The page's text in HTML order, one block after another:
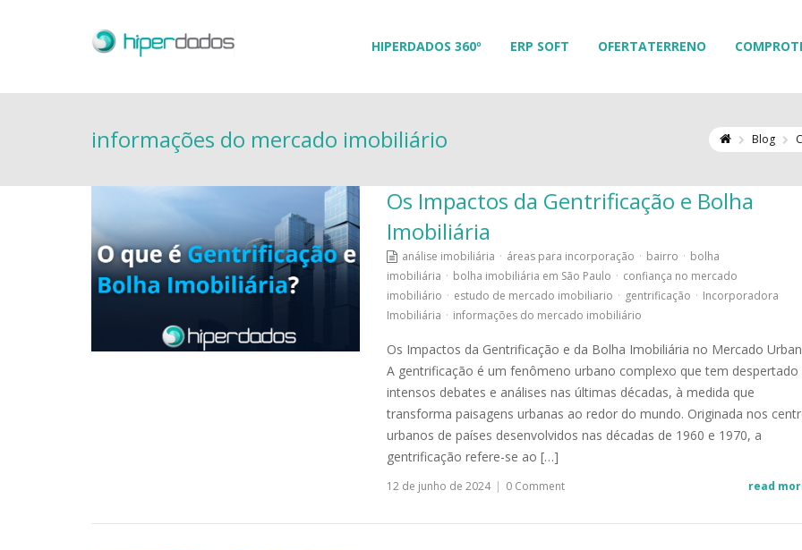
HIPERDADOS 360º ERP SOFT OFERTATERRENO
informações do mercado imobiliário Blog
Os Impactos da Gentrificação e Bolha
Imobiliária
análise imobiliária · áreas para incorporação · bairro · bolha
imobiliária · bolha imobiliária em São Paulo · confiança no mercado
imobiliário · estudo de mercado imobiliario · gentrificação · Incorporadora
Imobiliária · informações do mercado imobiliário
Os Impactos da Gentrificação e da Bolha Imobiliária no Mercado
A gentrificação é um fenômeno urbano complexo que tem despertado
intensos debates e análises nas últimas décadas, à medida que
transforma paisagens urbanas ao redor do mundo. Originada nos
urbanos de países desenvolvidos nas décadas de 1960 e 1970, a
gentrificação refere-se ao […]
12 de junho de 2024 | 0 Comment read